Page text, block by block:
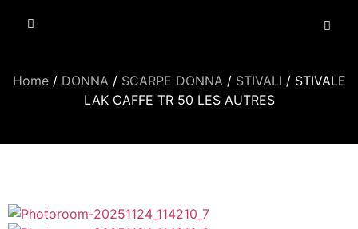
Home/ DONNA / SCARPE DONNA / STIVALI / STIVALE
LAK CAFFE TR 50 LES AUTRES